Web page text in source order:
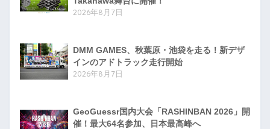
2026年8月7日
DMM GAMES、秋葉原・池袋を走る！新デザ
インのアドトラック走行開始
2026年8月7日
GeoGuessr国内大会「RASHINBAN 2026」開
催！最大64名参加、日本最高峰へ